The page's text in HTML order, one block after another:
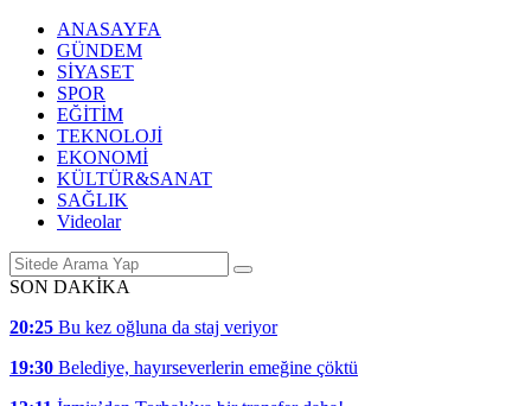
ANASAYFA
GÜNDEM
SİYASET
SPOR
EĞİTİM
TEKNOLOJİ
EKONOMİ
KÜLTÜR&SANAT
SAĞLIK
Videolar
SON DAKİKA
20:25 Bu kez oğluna da staj veriyor
19:30 Belediye, hayırseverlerin emeğine çöktü